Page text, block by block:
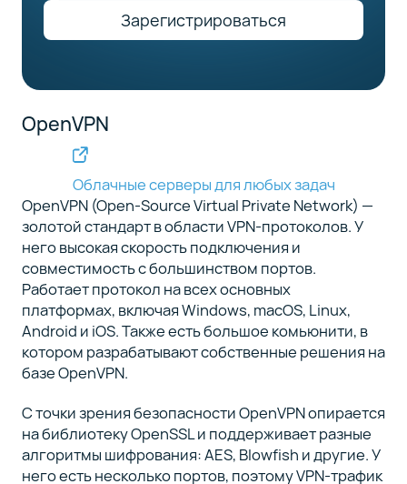
Зарегистрироваться
OpenVPN
OpenVPN (Open-Source Virtual Private Network) —
золотой стандарт в области VPN-протоколов. У
него высокая скорость подключения и
совместимость с большинством портов.
Работает протокол на всех основных
платформах, включая Windows, macOS, Linux,
Android и iOS. Также есть большое комьюнити, в
котором разрабатывают собственные решения на
базе OpenVPN.
Облачные серверы для любых задач
С точки зрения безопасности OpenVPN опирается
на библиотеку OpenSSL и поддерживает разные
алгоритмы шифрования: AES, Blowfish и другие. У
него есть несколько портов, поэтому VPN-трафик